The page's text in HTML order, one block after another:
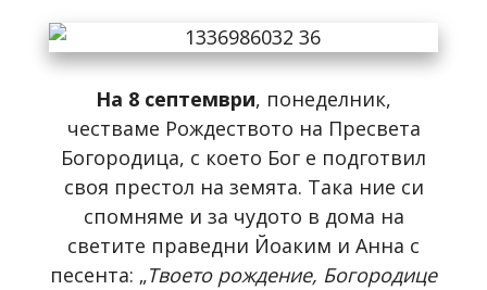
На 8 септември, понеделник,
честваме Рождеството на Пресвета
Богородица, с което Бог е подготвил
своя престол на земята. Така ние си
спомняме и за чудото в дома на
светите праведни Йоаким и Анна с
песента: „Твоето рождение, Богородице